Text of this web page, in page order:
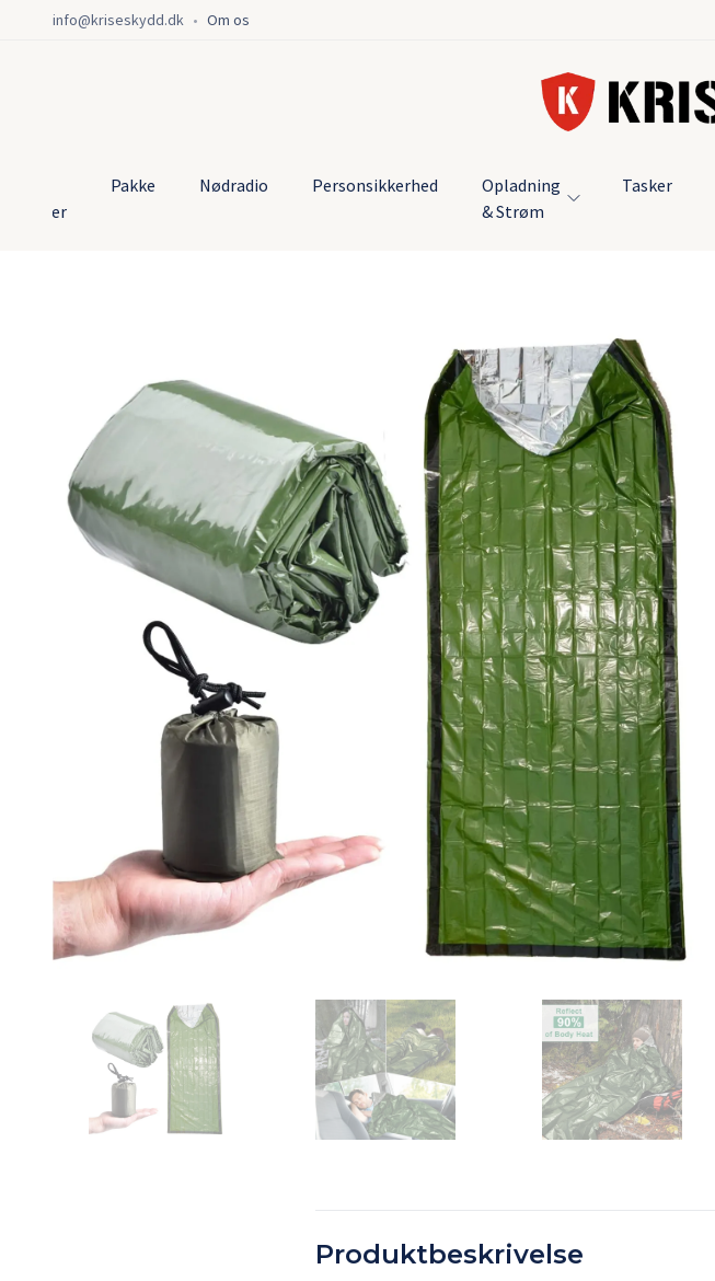
info@kriseskydd.dk • Om os
Pakke Nødradio Personsikkerhed
Opladning
& Strøm
Tasker
Produktbeskrivelse